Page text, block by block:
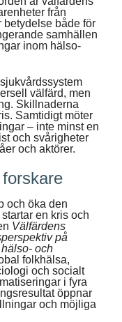
från
både för
samhällen
inom hälso-
välfärd, men
Skillnaderna
Samtidigt möter
– inte minst en
och svårigheter
och aktörer.
och öka den
en kris och
Välfärdens
på
och
folkhälsa,
och socialt
i fyra
öppnar
och möjliga